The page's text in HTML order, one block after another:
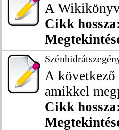
A
Cikk
A következő
amikkel
Cikk